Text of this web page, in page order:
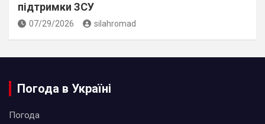
підтримки ЗСУ
07/29/2026 silahromad
Погода в Україні
Погода